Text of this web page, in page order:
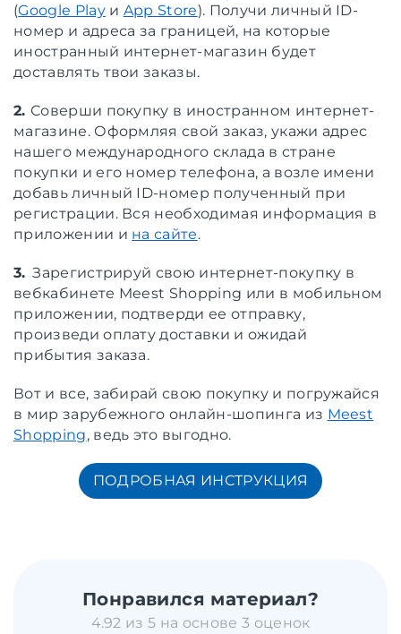
(Google Playи App Store). Получи личный ID-
номер и адреса за границей, на которые
иностранный интернет-магазин будет
доставлять твои заказы.
2. Соверши покупку в иностранном интернет-
магазине. Оформляя свой заказ, укажи адрес
нашего международного склада в стране
покупки и его номер телефона, а возле имени
добавь личный ID-номер полученный при
регистрации. Вся необходимая информация в
приложении и на сайте.
3. Зарегистрируй свою интернет-покупку в
вебкабинете Meest Shopping или в мобильном
приложении, подтверди ее отправку,
произведи оплату доставки и ожидай
прибытия заказа.
Вот и все, забирай свою покупку и погружайся
в мир зарубежного онлайн-шопинга из Meest
Shopping, ведь это выгодно.
ПОДРОБНАЯ ИНСТРУКЦИЯ
Понравился материал?
4.92 из 5 на основе 3 оценок